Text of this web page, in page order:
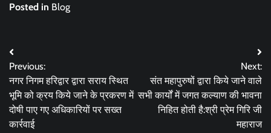
Posted in Blog
Post
navigation
Previous:
नगर निगम हरिद्वार द्वारा सराय स्थित
भूमि को क्रय किये जाने के प्रकरण में
दोषी पाए गए अधिकारियों पर सख्त
कार्रवाई
Next:
संत महापुरुषों द्वारा किये जाने वाले
सभी कार्यों में जगत कल्याण की भावना
निहित होती है:श्री प्रेम गिरि जी
महाराज